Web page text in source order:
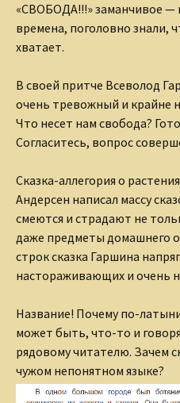
«СВОБОДА!!!» заманчивое —
времена, поголовно знали,
хватает.
В своей притче Всеволод
очень тревожный и крайне
Что несет нам свобода?
Согласитесь, вопрос
Сказка-аллегория о
Андерсен написал массу
смеются и страдают не
даже предметы домашнего
строк сказка Гаршина
настораживающих и очень
Название! Почему по-
может быть, что-то и
рядовому читателю. Зачем
чужом непонятном языке?